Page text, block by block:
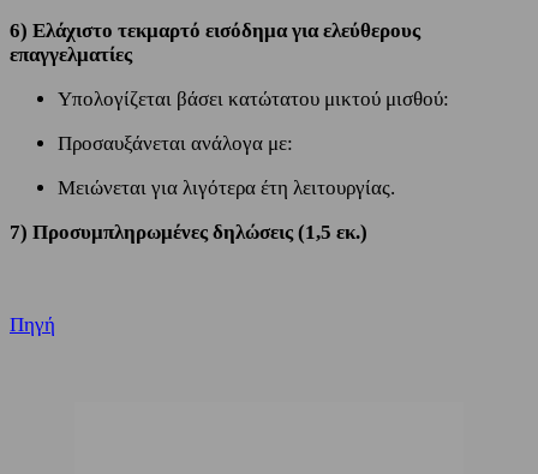
6) Ελάχιστο τεκμαρτό εισόδημα για ελεύθερους
επαγγελματίες
Υπολογίζεται βάσει κατώτατου μικτού μισθού:
Προσαυξάνεται ανάλογα με:
Μειώνεται για λιγότερα έτη λειτουργίας.
7) Προσυμπληρωμένες δηλώσεις (1,5 εκ.)
Πηγή